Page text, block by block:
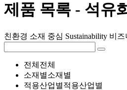
제품 목록 - 석유
친환경 소재 중심 Sustainability 비
전체 전체
소재별소재별
적용산업별적용산업별